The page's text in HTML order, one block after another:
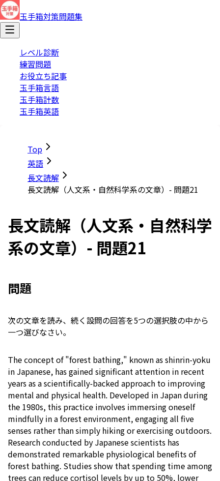
玉手箱対策問題集
レベル診断
練習問題
お役立ち記事
玉手箱言語
玉手箱計数
玉手箱英語
Top
英語
長文読解
長文読解（人文系・自然科学系の文章）- 問題21
長文読解（人文系・自然科学
系の文章）- 問題21
問題
次の文章を読み、続く設問の回答を5つの選択肢の中から
一つ選びなさい。
The concept of "forest bathing," known as shinrin-yoku
in Japanese, has gained significant attention in recent
years as a scientifically-backed approach to improving
mental and physical health. Developed in Japan during
the 1980s, this practice involves immersing oneself
mindfully in a forest environment, engaging all five
senses rather than simply hiking or exercising outdoors.
Research conducted by Japanese scientists has
demonstrated remarkable physiological benefits of
forest bathing. Studies show that spending time among
trees can reduce cortisol levels by up to 50%, lower